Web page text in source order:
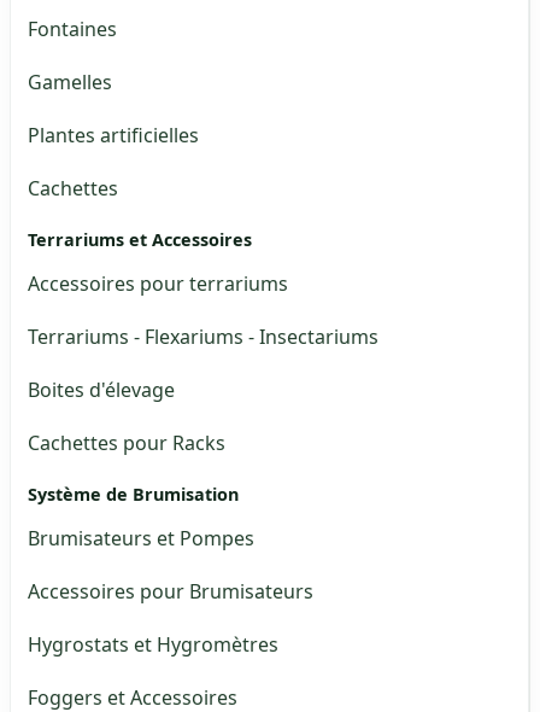
Fontaines
Gamelles
Plantes artificielles
Cachettes
Terrariums et Accessoires
Accessoires pour terrariums
Terrariums - Flexariums - Insectariums
Boites d'élevage
Cachettes pour Racks
Système de Brumisation
Brumisateurs et Pompes
Accessoires pour Brumisateurs
Hygrostats et Hygromètres
Foggers et Accessoires